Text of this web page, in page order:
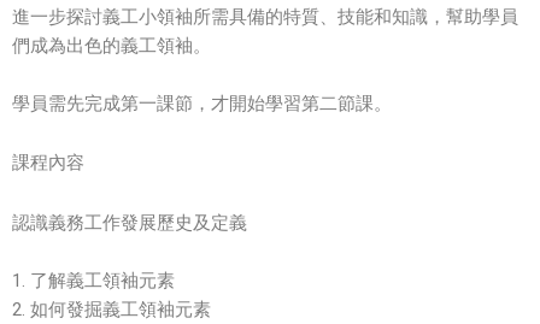
進一步探討義工小領袖所需具備的特質、技能和知識，幫助學員
們成為出色的義工領袖。
學員需先完成第一課節，才開始學習第二節課。
課程內容
認識義務工作發展歷史及定義
1. 了解義工領袖元素
2. 如何發掘義工領袖元素